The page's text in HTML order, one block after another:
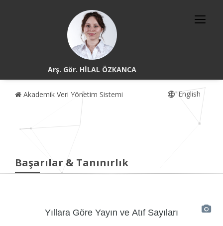
Arş. Gör. HİLAL ÖZKANCA
Akademik Veri Yönetim Sistemi English
Başarılar & Tanınırlık
Yıllara Göre Yayın ve Atıf Sayıları